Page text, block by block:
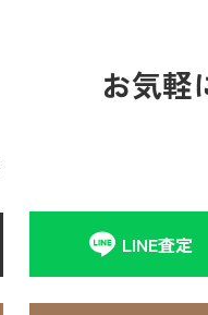
お気軽
LINE査定